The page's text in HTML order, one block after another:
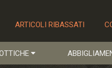
ARTICOLI RIBASSATI